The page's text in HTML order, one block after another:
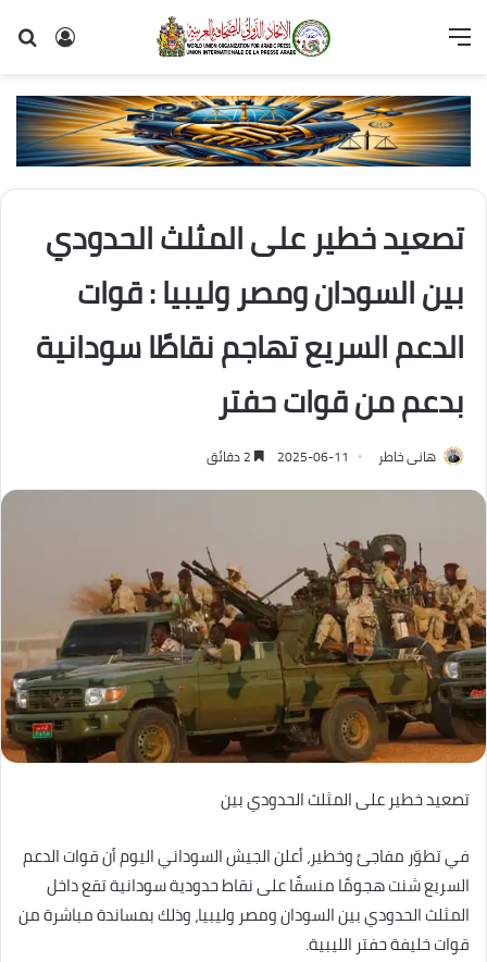
تسجيل
القائمة
تصعيد خطير على المثلث الحدودي
بين السودان ومصر وليبيا : قوات
الدعم السريع تهاجم نقاطًا سودانية
بدعم من قوات حفتر
هانى خاطر 2025-06-11
تصعيد خطير على المثلث الحدودي بين
في تطوّر مفاجئ وخطير، أعلن الجيش السوداني اليوم أن قوات الدعم
السريع شنت هجومًا منسقًا على نقاط حدودية سودانية تقع داخل
المثلث الحدودي بين السودان ومصر وليبيا، وذلك بمساندة مباشرة من
قوات خليفة حفتر الليبية.